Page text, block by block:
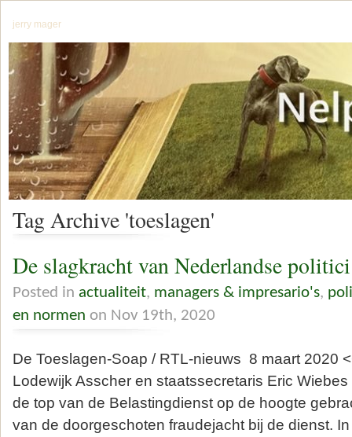
jerry mager
Tag Archive 'toeslagen'
De slagkracht van Nederlandse politici
Posted in actualiteit, managers & impresario's,
en normen on Nov 19th, 2020
De Toeslagen-Soap / RTL-nieuws 8 maart 2020
Lodewijk Asscher en staatssecretaris Eric
de top van de Belastingdienst op de hoogte
van de doorgeschoten fraudejacht bij de dienst.